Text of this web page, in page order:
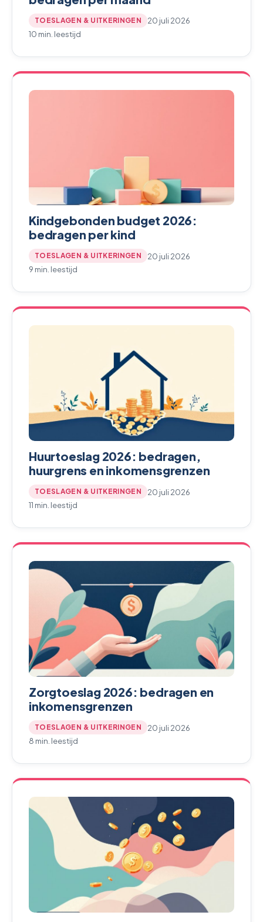
TOESLAGEN & UITKERINGEN
20 juli 2026
10 min. leestijd
Kindgebonden budget 2026:
bedragen per kind
TOESLAGEN & UITKERINGEN
20 juli 2026
9 min. leestijd
Huurtoeslag 2026: bedragen,
huurgrens en inkomensgrenzen
TOESLAGEN & UITKERINGEN
20 juli 2026
11 min. leestijd
Zorgtoeslag 2026: bedragen en
inkomensgrenzen
TOESLAGEN & UITKERINGEN
20 juli 2026
8 min. leestijd